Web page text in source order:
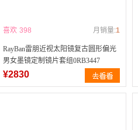
喜欢 398 月销量:1
RayBan雷朋近视太阳镜复古圆形偏光
男女墨镜定制镜片套组0RB3447
¥2830